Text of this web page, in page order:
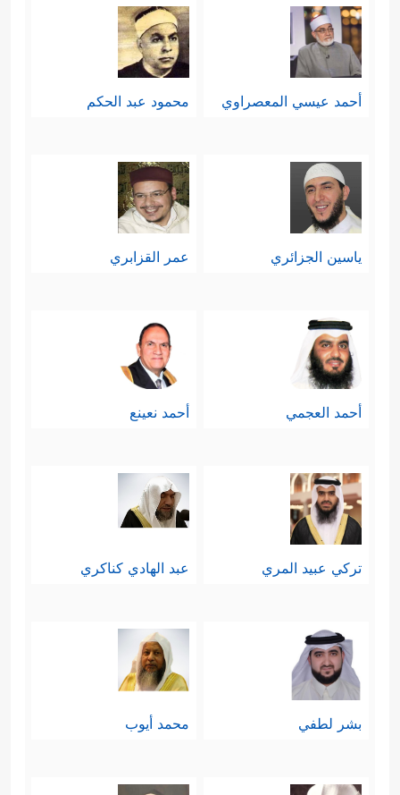
أحمد عيسي المعصراوي محمود عبد الحكم
ياسين الجزائري عمر القزابري
أحمد العجمي أحمد نعينع
تركي عبيد المري عبد الهادي كناكري
بشر لطفي محمد أيوب